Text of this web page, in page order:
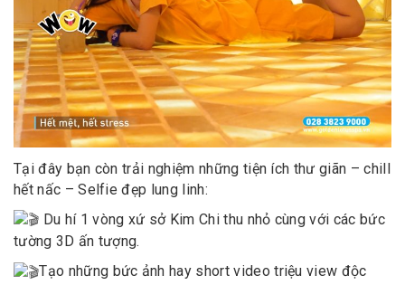
Tại đây bạn còn trải nghiệm những tiện ích thư giãn – chill
hết nấc – Selfie đẹp lung linh:
Du hí 1 vòng xứ sở Kim Chi thu nhỏ cùng với các bức
tường 3D ấn tượng.
Tạo những bức ảnh hay short video triệu view độc